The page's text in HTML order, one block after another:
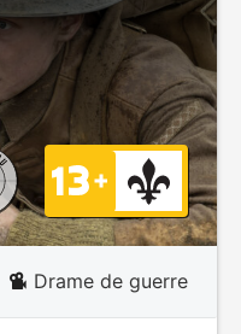
Drame de guerre